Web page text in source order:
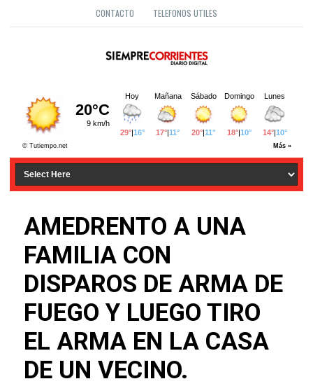
CONTACTO TELEFONOS UTILES
AMEDRENTO A UNA
FAMILIA CON
DISPAROS DE ARMA DE
FUEGO Y LUEGO TIRO
EL ARMA EN LA CASA
DE UN VECINO.